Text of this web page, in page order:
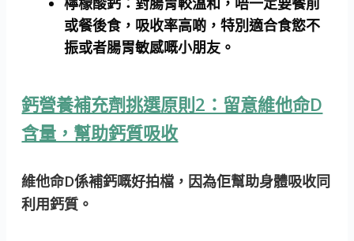
或餐後食，吸收率高啲，特別適合食慾不
振或者腸胃敏感嘅小朋友。
鈣營養補充劑挑選原則2：留意維他命D
含量，幫助鈣質吸收
維他命D係補鈣嘅好拍檔，因為佢幫助身體吸收同
利用鈣質。